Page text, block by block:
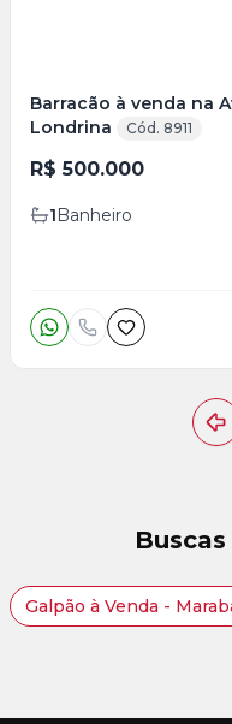
Barracão à venda na
Londrina
Cód. 8911
R$ 500.000
1Banheiro
Galpão à Venda -